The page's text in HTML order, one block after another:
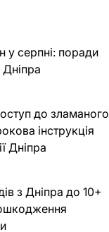
у серпні: поради
Дніпра
до зламаного
інструкція
Дніпра
з Дніпра до 10+